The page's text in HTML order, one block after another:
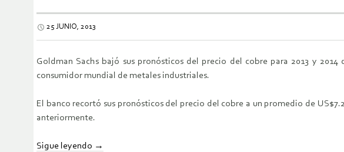
25 JUNIO, 2013
Goldman Sachs bajó sus pronósticos del precio del cobre para 2013 y
consumidor mundial de metales industriales.
El banco recortó sus pronósticos del precio del cobre a un promedio de
anteriormente.
Sigue leyendo →